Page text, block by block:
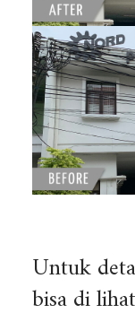
Untuk
bisa di